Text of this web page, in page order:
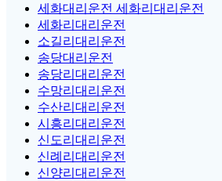
세화대리운전 세화리대리운전
세화리대리운전
소길리대리운전
송당대리운전
송당리대리운전
수망리대리운전
수산리대리운전
시흥리대리운전
신도리대리운전
신례리대리운전
신양리대리운전